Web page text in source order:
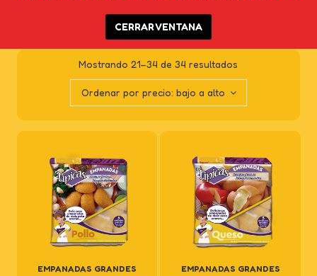
Mostrando 21–34 de 34 resultados
Ordenar por precio: bajo a alto
EMPANADAS GRANDES
EMPANADAS GRANDES
CERRAR VENTANA